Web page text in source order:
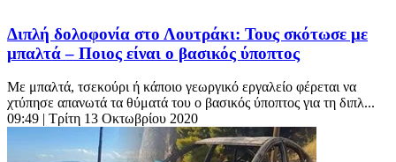
Διπλή δολοφονία στο Λουτράκι: Τους σκότωσε με
μπαλτά – Ποιος είναι ο βασικός ύποπτος
Με μπαλτά, τσεκούρι ή κάποιο γεωργικό εργαλείο φέρεται να
χτύπησε απανωτά τα θύματά του ο βασικός ύποπτος για τη διπλ...
09:49 | Τρίτη 13 Οκτωβρίου 2020